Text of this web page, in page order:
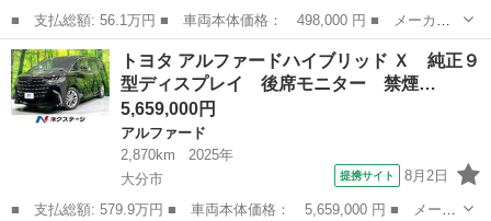
■ 支払総額: 56.1万円 ■ 車両本体価格： 498,000 円 ■ メーカー
名： トヨタ ■ 車種名： アルファードＧ ■ グレード名： Ａ
Ｓ ＥＴＣ バックカメラ ナビ レーンアシスト 両側スライドド
ア オートライ...
福岡 糟屋郡 アルファード
トヨタ アルファードハイブリッド Ｘ 純正９
型ディスプレイ 後席モニター 禁煙…
5,659,000円
アルファード
2,870km
2025年
大分市
提携サイト 8月2日
■ 支払総額: 579.9万円 ■ 車両本体価格： 5,659,000 円 ■ メーカ